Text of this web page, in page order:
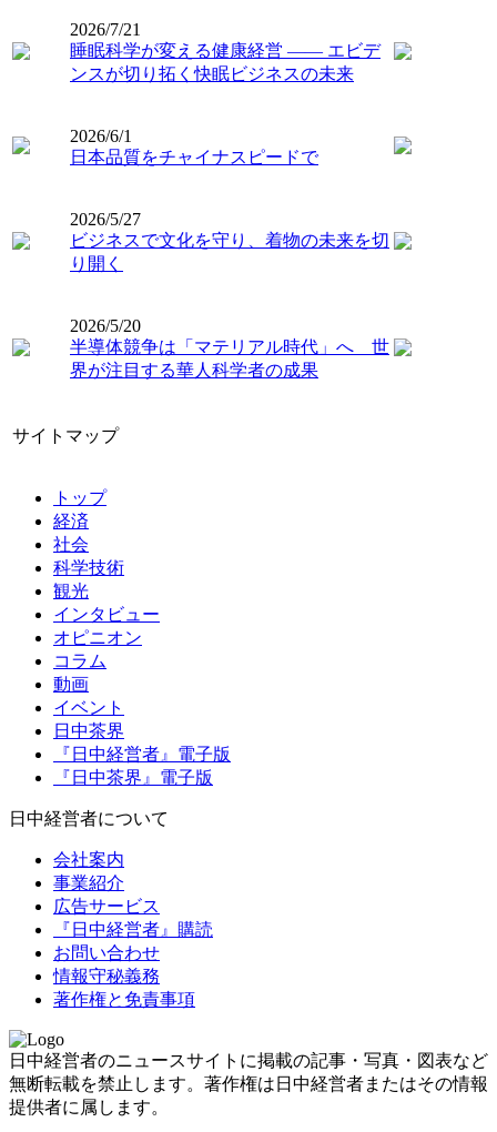
2026/7/21
睡眠科学が変える健康経営 ―― エビデ
ンスが切り拓く快眠ビジネスの未来
2026/6/1
日本品質をチャイナスピードで
2026/5/27
ビジネスで文化を守り、着物の未来を切
り開く
2026/5/20
半導体競争は「マテリアル時代」へ 世
界が注目する華人科学者の成果
サイトマップ
トップ
経済
社会
科学技術
観光
インタビュー
オピニオン
コラム
動画
イベント
日中茶界
『日中経営者』電子版
『日中茶界』電子版
日中経営者について
会社案内
事業紹介
広告サービス
『日中経営者』購読
お問い合わせ
情報守秘義務
著作権と免責事項
日中経営者のニュースサイトに掲載の記事・写真・図表など
無断転載を禁止します。著作権は日中経営者またはその情報
提供者に属します。